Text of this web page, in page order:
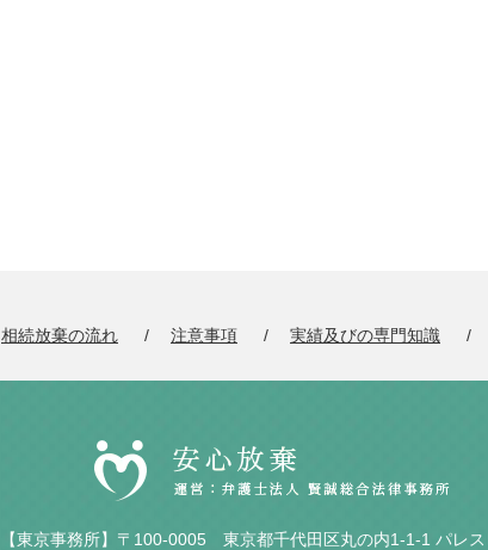
相続放棄の流れ 注意事項 実績及びの専門知識
【東京事務所】〒100-0005 東京都千代田区丸の内1-1-1 パレ